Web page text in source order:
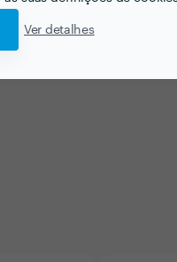
Ver detalhes